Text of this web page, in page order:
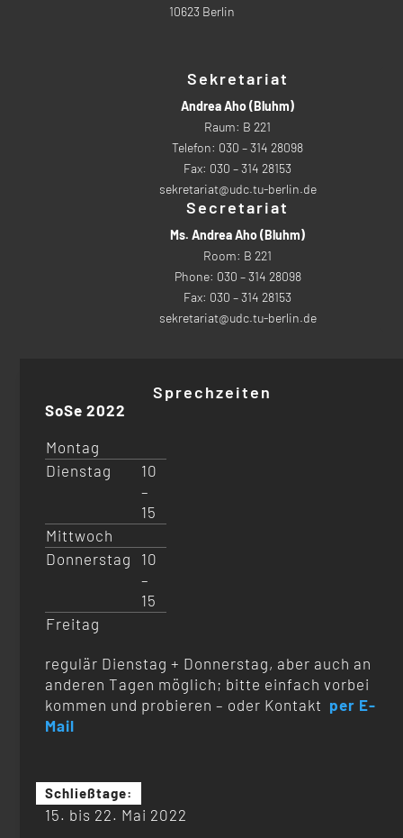
10623 Berlin
Sekretariat
Andrea Aho (Bluhm)
Raum: B 221
Telefon: 030 – 314 28098
Fax: 030 – 314 28153
sekretariat@udc.tu-berlin.de
Secretariat
Ms. Andrea Aho (Bluhm)
Room: B 221
Phone: 030 – 314 28098
Fax: 030 – 314 28153
sekretariat@udc.tu-berlin.de
Sprechzeiten
SoSe 2022
Montag
Dienstag
10
–
15
Mittwoch
Donnerstag
10
–
15
Freitag
regulär Dienstag + Donnerstag, aber auch an
anderen Tagen möglich; bitte einfach vorbei
kommen und probieren – oder Kontakt per E-
Mail
Schließtage:
15. bis 22. Mai 2022